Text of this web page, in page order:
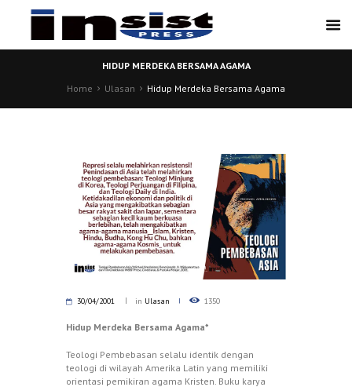
HIDUP MERDEKA BERSAMA AGAMA
Home
Ulasan Hidup Merdeka Bersama Agama
30/04/2001 in Ulasan 1350
Hidup Merdeka Bersama Agama*
Teologi Pembebasan selalu identik dengan
teologi di wilayah Amerika Latin yang memiliki
orientasi pemikiran agama Kristen. Buku karya